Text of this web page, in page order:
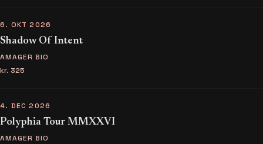
6. OKT 2026
Shadow Of Intent
AMAGER BIO
kr. 325
4. DEC 2026
Polyphia Tour MMXXVI
AMAGER BIO